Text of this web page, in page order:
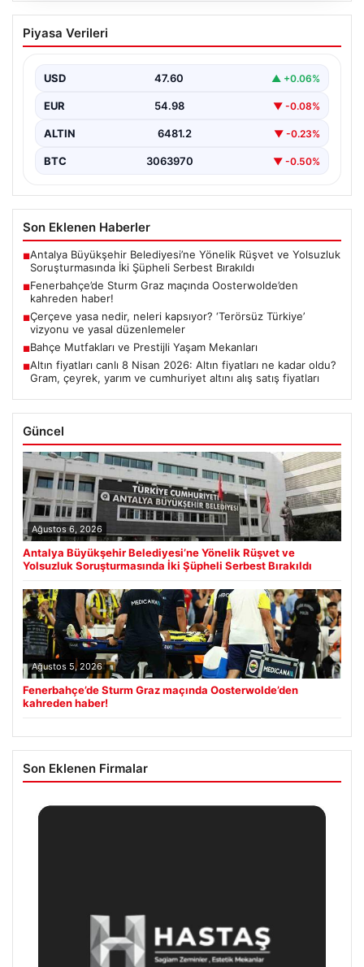
Fenerbahçe’de Sturm Graz maçında
Oosterwolde’den kahreden haber!
Piyasa Verileri
USD 47.60 ▲ +0.06%
EUR 54.98 ▼ -0.08%
ALTIN 6481.2 ▼ -0.23%
BTC 3063970 ▼ -0.50%
Son Eklenen Haberler
■Antalya Büyükşehir Belediyesi’ne Yönelik Rüşvet ve Yolsuzluk
Soruşturmasında İki Şüpheli Serbest Bırakıldı
■Fenerbahçe’de Sturm Graz maçında Oosterwolde’den
kahreden haber!
■Çerçeve yasa nedir, neleri kapsıyor? ‘Terörsüz Türkiye’
vizyonu ve yasal düzenlemeler
■Bahçe Mutfakları ve Prestijli Yaşam Mekanları
■Altın fiyatları canlı 8 Nisan 2026: Altın fiyatları ne kadar oldu?
Gram, çeyrek, yarım ve cumhuriyet altını alış satış fiyatları
Güncel
Ağustos 6, 2026
Antalya Büyükşehir Belediyesi’ne Yönelik Rüşvet ve
Yolsuzluk Soruşturmasında İki Şüpheli Serbest Bırakıldı
Ağustos 5, 2026
Fenerbahçe’de Sturm Graz maçında Oosterwolde’den
kahreden haber!
Son Eklenen Firmalar